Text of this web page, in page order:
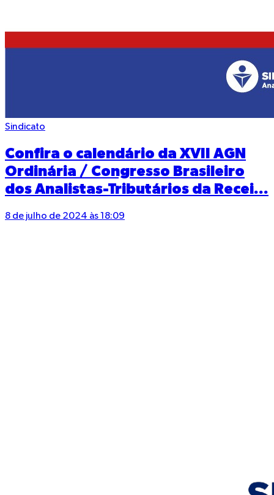
Sindicato
Confira o calendário da XVII AGN
Ordinária / Congresso Brasileiro
dos Analistas-Tributários da Recei...
8 de julho de 2024 às 18:09